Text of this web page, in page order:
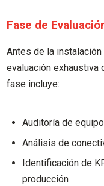
Fase de
Antes de la
evaluación exhaustiva
fase incluye:
Auditoría de
Análisis de
Identificación de
producción